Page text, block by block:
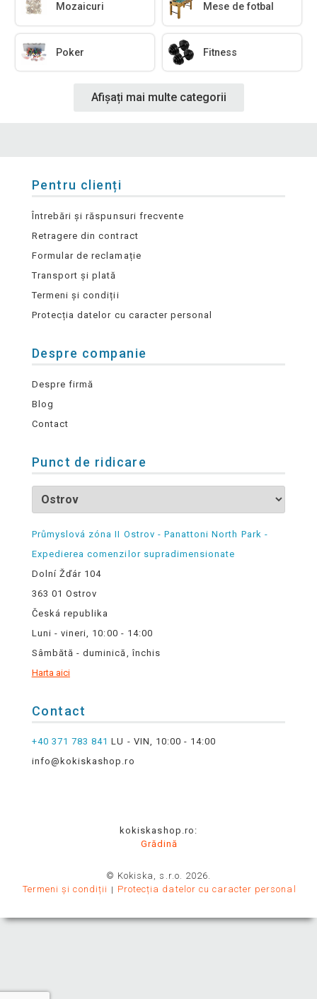
Mozaicuri Mese de fotbal
Poker Fitness
Afișați mai multe categorii
Pentru clienți
Întrebări și răspunsuri frecvente
Retragere din contract
Formular de reclamație
Transport și plată
Termeni și condiții
Protecția datelor cu caracter personal
Despre companie
Despre firmă
Blog
Contact
Punct de ridicare
Průmyslová zóna II Ostrov - Panattoni North Park -
Expedierea comenzilor supradimensionate
Dolní Žďár 104
363 01 Ostrov
Česká republika
Luni - vineri, 10:00 - 14:00
Sâmbătă - duminică, închis
Harta aici
Contact
+40 371 783 841 LU - VIN, 10:00 - 14:00
info@kokiskashop.ro
kokiskashop.ro:
Grădină
© Kokiska, s.r.o. 2026.
Termeni și condiții
Protecția datelor cu caracter personal